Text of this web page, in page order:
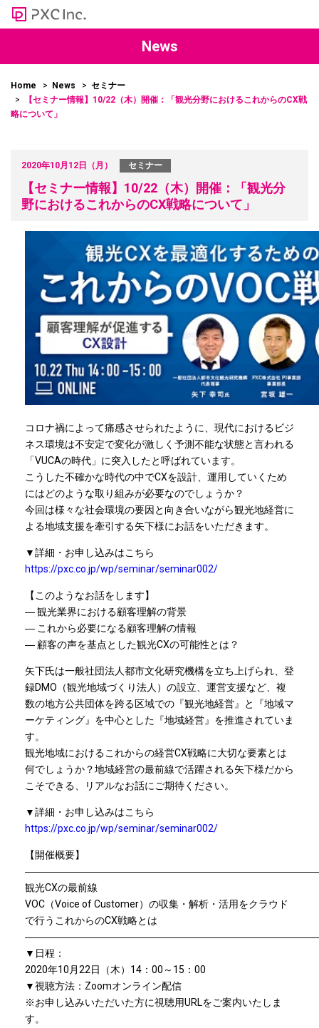
News
Home News
セミナー
【セミナー情報】10/22（木）開催：「観光分野におけるこれからのCX戦
略について」
2020年10月12日（月） セミナー
【セミナー情報】10/22（木）開催：「観光分
野におけるこれからのCX戦略について」
コロナ禍によって痛感させられたように、現代におけるビジ
ネス環境は不安定で変化が激しく予測不能な状態と言われる
「VUCAの時代」に突入したと呼ばれています。
こうした不確かな時代の中でCXを設計、運用していくため
にはどのような取り組みが必要なのでしょうか？
今回は様々な社会環境の要因と向き合いながら観光地経営に
よる地域支援を牽引する矢下様にお話をいただきます。
▼詳細・お申し込みはこちら
https://pxc.co.jp/wp/seminar/seminar002/
【このようなお話をします】
― 観光業界における顧客理解の背景
― これから必要になる顧客理解の情報
― 顧客の声を基点とした観光CXの可能性とは？
矢下氏は一般社団法人都市文化研究機構を立ち上げられ、登
録DMO（観光地域づくり法人）の設立、運営支援など、複
数の地方公共団体を跨る区域での『観光地経営』と『地域マ
ーケティング』を中心とした『地域経営』を推進されていま
す。
観光地域におけるこれからの経営CX戦略に大切な要素とは
何でしょうか？地域経営の最前線で活躍される矢下様だから
こそできる、リアルなお話にご期待ください。
▼詳細・お申し込みはこちら
https://pxc.co.jp/wp/seminar/seminar002/
【開催概要】
観光CXの最前線
VOC（Voice of Customer）の収集・解析・活用をクラウド
で行うこれからのCX戦略とは
▼日程：
2020年10月22日（木）14：00～15：00
▼視聴方法：Zoomオンライン配信
※お申し込みいただいた方に視聴用URLをご案内いたしま
す。